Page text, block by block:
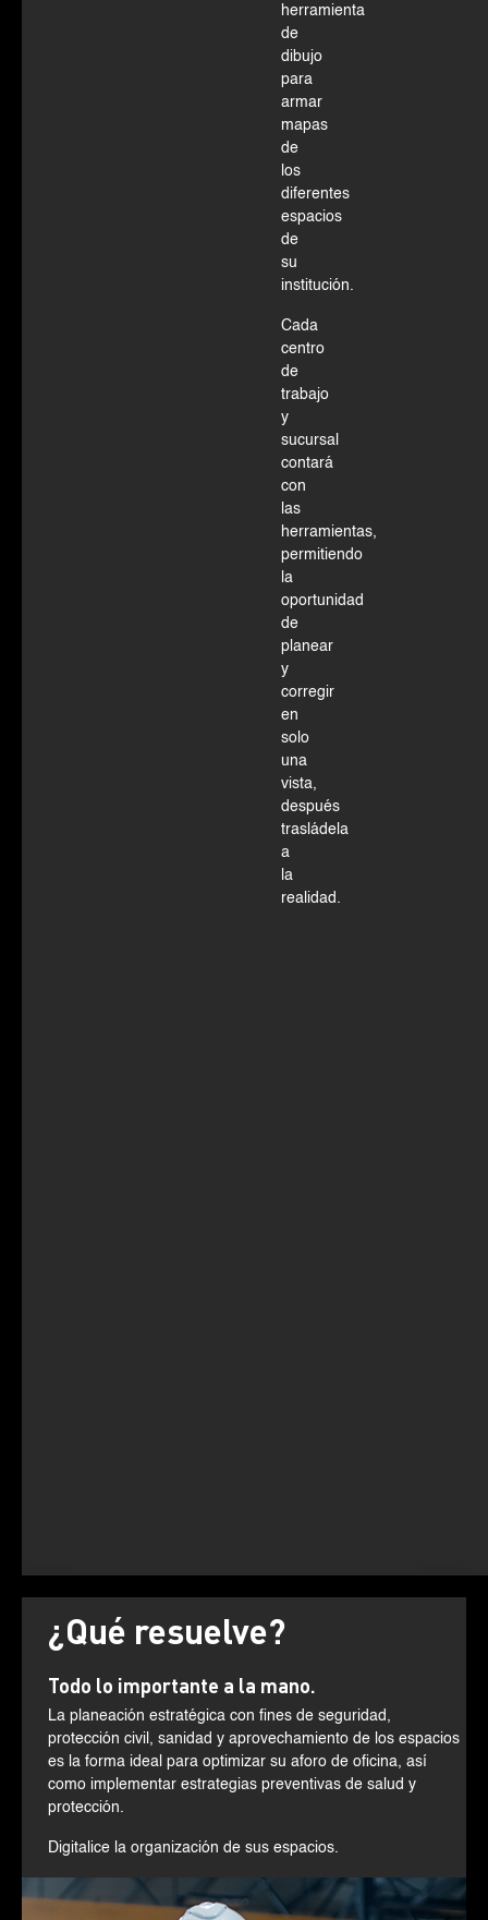
herramienta
de
dibujo
para
armar
mapas
de
los
diferentes
espacios
de
su
institución.
Cada
centro
de
trabajo
y
sucursal
contará
con
las
herramientas,
permitiendo
la
oportunidad
de
planear
y
corregir
en
solo
una
vista,
después
trasládela
a
la
realidad.
¿Qué resuelve?
Todo lo importante a la mano.
La planeación estratégica con fines de seguridad,
protección civil, sanidad y aprovechamiento de los espacios
es la forma ideal para optimizar su aforo de oficina, así
como implementar estrategias preventivas de salud y
protección.
Digitalice la organización de sus espacios.